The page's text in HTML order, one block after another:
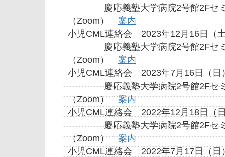
慶応義塾大学病院2号館2Fセミ
（Zoom） 案内
小児CML連絡会 2023年12月16日（
慶応義塾大学病院2号館2Fセミ
（Zoom）案内
小児CML連絡会 2023年7月16日（日
慶応義塾大学病院2号館2Fセミ
（Zoom）案内
小児CML連絡会 2022年12月18日（
慶応義塾大学病院2号館2Fセミ
（Zoom）案内
小児CML連絡会 2022年7月17日（日